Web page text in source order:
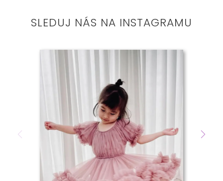
SLEDUJ NÁS NA INSTAGRAMU